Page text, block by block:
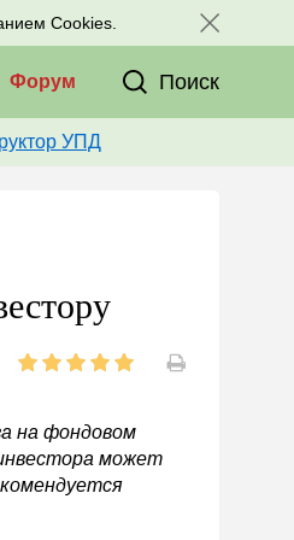
Cookies.
Форум Поиск
УПД
на фондовом
может